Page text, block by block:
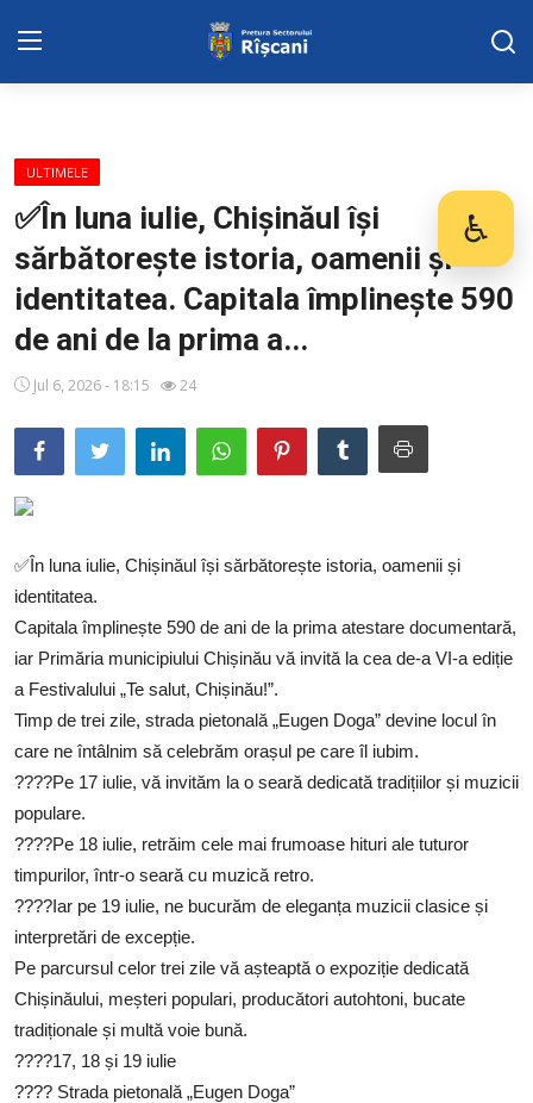
♿
Adresa: str. Kiev 3 | tel: +373 (22) 44 10
98 | mail: pretura.riscani@gmail.com
SERVICII SECTOR
Harta sect. Riscani
ADMINISTRAŢIA
Transparența
Proiecte
Sectorul Rîșcani
Căutați pe Internet
ULTIMELE
✅În luna iulie, Chișinăul își
sărbătorește istoria, oamenii și
identitatea. Capitala împlinește 590
de ani de la prima a...
Jul 6, 2026 - 18:15 24
✅În luna iulie, Chișinăul își sărbătorește istoria, oamenii și
identitatea.
Capitala împlinește 590 de ani de la prima atestare documentară,
iar Primăria municipiului Chișinău vă invită la cea de-a VI-a ediție
a Festivalului „Te salut, Chișinău!”.
Timp de trei zile, strada pietonală „Eugen Doga” devine locul în
care ne întâlnim să celebrăm orașul pe care îl iubim.
????Pe 17 iulie, vă invităm la o seară dedicată tradițiilor și muzicii
populare.
????Pe 18 iulie, retrăim cele mai frumoase hituri ale tuturor
timpurilor, într-o seară cu muzică retro.
????Iar pe 19 iulie, ne bucurăm de eleganța muzicii clasice și
interpretări de excepție.
Pe parcursul celor trei zile vă așteaptă o expoziție dedicată
Chișinăului, meșteri populari, producători autohtoni, bucate
tradiționale și multă voie bună.
????17, 18 și 19 iulie
???? Strada pietonală „Eugen Doga”